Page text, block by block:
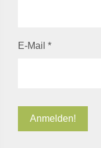
E-Mail *